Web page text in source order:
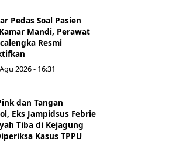
Pedas Soal Pasien
Kamar Mandi, Perawat
Resmi
2026 - 16:31
dan Tangan
Eks Jampidsus Febrie
Tiba di Kejagung
Kasus TPPU